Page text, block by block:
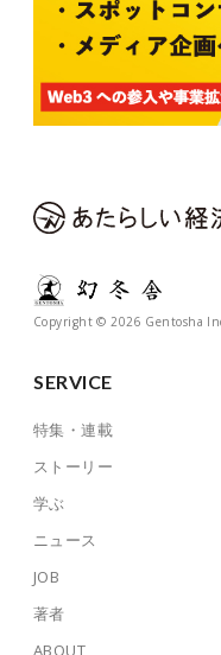
Copyright © 2026 Gentosha
SERVICE
特集・連載
ストーリー
学ぶ
ニュース
JOB
著者
ABOUT